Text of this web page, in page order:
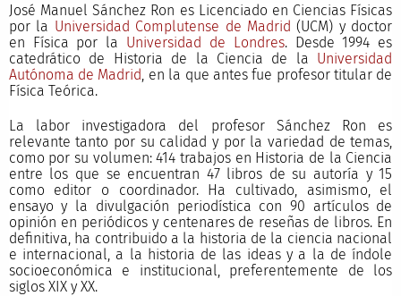
José Manuel Sánchez Ron es Licenciado en Ciencias Físicas
por la Universidad Complutense de Madrid (UCM) y doctor
en Física por la Universidad de Londres. Desde 1994 es
catedrático de Historia de la Ciencia de la Universidad
Autónoma de Madrid , en la que antes fue profesor titular de
Física Teórica.
La labor investigadora del profesor Sánchez Ron es
relevante tanto por su calidad y por la variedad de temas,
como por su volumen: 414 trabajos en Historia de la Ciencia
entre los que se encuentran 47 libros de su autoría y 15
como editor o coordinador. Ha cultivado, asimismo, el
ensayo y la divulgación periodística con 90 artículos de
opinión en periódicos y centenares de reseñas de libros. En
definitiva, ha contribuido a la historia de la ciencia nacional
e internacional, a la historia de las ideas y a la de índole
socioeconómica e institucional, preferentemente de los
siglos XIX y XX.